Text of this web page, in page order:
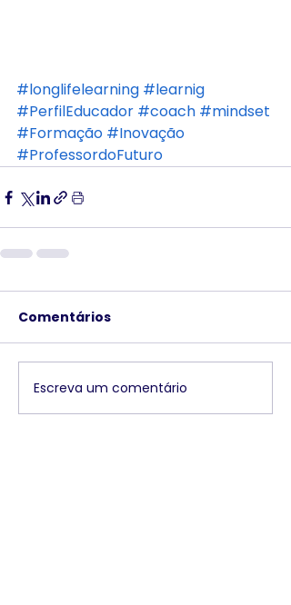
#longlifelearning #learnig
#PerfilEducador #coach #mindset
#Formação #Inovação
#ProfessordoFuturo
Comentários
Escreva um comentário